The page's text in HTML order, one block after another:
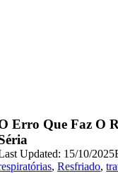
Erro Que Faz O
Updated: 15/10/2025
,Resfriado,